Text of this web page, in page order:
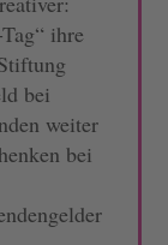
ihre
bei
weiter
bei